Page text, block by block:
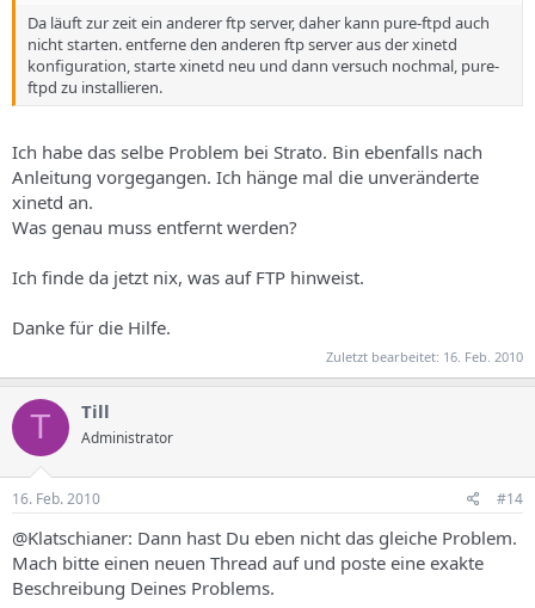
Da läuft zur zeit ein anderer ftp server, daher kann pure-ftpd auch
nicht starten. entferne den anderen ftp server aus der xinetd
konfiguration, starte xinetd neu und dann versuch nochmal, pure-
ftpd zu installieren.
Ich habe das selbe Problem bei Strato. Bin ebenfalls nach
Anleitung vorgegangen. Ich hänge mal die unveränderte
xinetd an.
Was genau muss entfernt werden?
Ich finde da jetzt nix, was auf FTP hinweist.
Danke für die Hilfe.
Zuletzt bearbeitet: 16. Feb. 2010
T Till
Administrator
16. Feb. 2010 #14
@Klatschianer: Dann hast Du eben nicht das gleiche Problem.
Mach bitte einen neuen Thread auf und poste eine exakte
Beschreibung Deines Problems.